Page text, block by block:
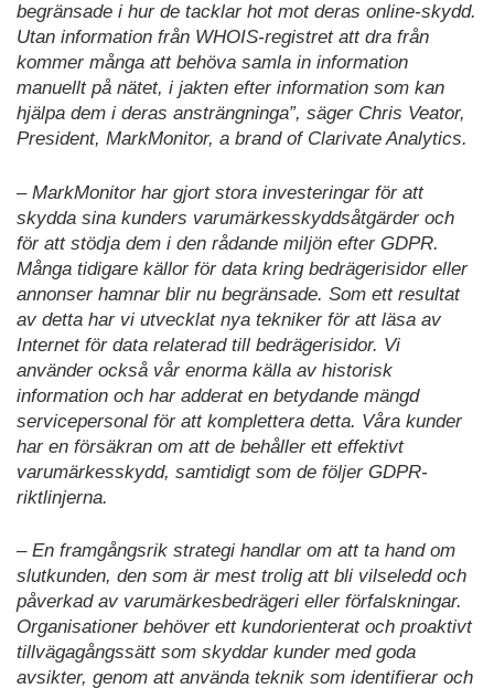
begränsade i hur de tacklar hot mot deras online-skydd.
Utan information från WHOIS-registret att dra från
kommer många att behöva samla in information
manuellt på nätet, i jakten efter information som kan
hjälpa dem i deras ansträngninga”, säger Chris Veator,
President, MarkMonitor, a brand of Clarivate Analytics.
– MarkMonitor har gjort stora investeringar för att
skydda sina kunders varumärkesskyddsåtgärder och
för att stödja dem i den rådande miljön efter GDPR.
Många tidigare källor för data kring bedrägerisidor eller
annonser hamnar blir nu begränsade. Som ett resultat
av detta har vi utvecklat nya tekniker för att läsa av
Internet för data relaterad till bedrägerisidor. Vi
använder också vår enorma källa av historisk
information och har adderat en betydande mängd
servicepersonal för att komplettera detta. Våra kunder
har en försäkran om att de behåller ett effektivt
varumärkesskydd, samtidigt som de följer GDPR-
riktlinjerna.
– En framgångsrik strategi handlar om att ta hand om
slutkunden, den som är mest trolig att bli vilseledd och
påverkad av varumärkesbedrägeri eller förfalskningar.
Organisationer behöver ett kundorienterat och proaktivt
tillvägagångssätt som skyddar kunder med goda
avsikter, genom att använda teknik som identifierar och